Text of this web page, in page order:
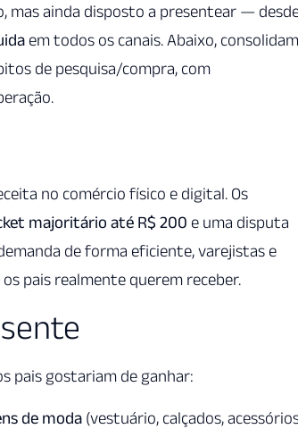
mas ainda disposto a presentear —
em todos os canais. Abaixo,
de pesquisa/compra, com
no comércio físico e digital. Os
majoritário até R$ 200 e uma disputa
de forma eficiente, varejistas e
os pais realmente querem receber.
pais gostariam de ganhar:
de moda (vestuário, calçados,